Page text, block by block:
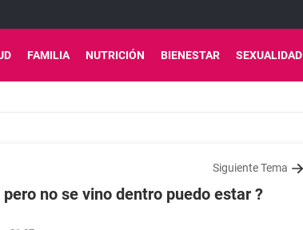
FAMILIA NUTRICIÓN BIENESTAR SEXUALIDAD
Siguiente Tema
no se vino dentro puedo estar ?